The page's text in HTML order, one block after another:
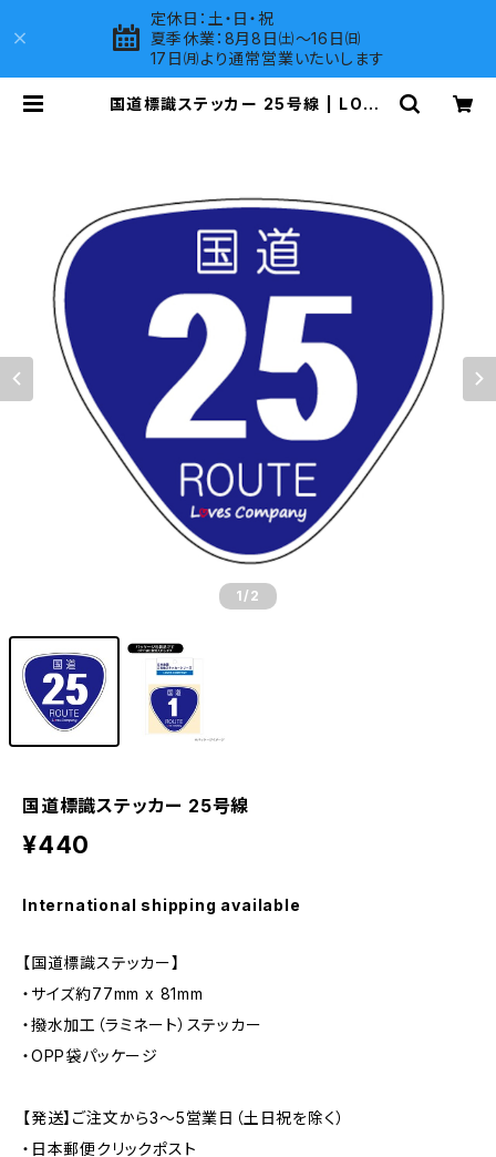
定休日：土・日・祝
夏季休業：8月8日㈯～16日㈰
17日㈪より通常営業いたいします
国道標識ステッカー 25号線 | LOVE
1 /2
国道標識ステッカー 25号線
¥440
International shipping available
【国道標識ステッカー】
・サイズ約77mm x 81mm
・撥水加工（ラミネート）ステッカー
・OPP袋パッケージ
【発送】ご注文から3〜5営業日（土日祝を除く）
・日本郵便クリックポスト